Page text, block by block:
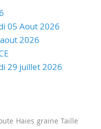
05 Aout 2026
2026
29 juillet 2026
Haies graine Taille